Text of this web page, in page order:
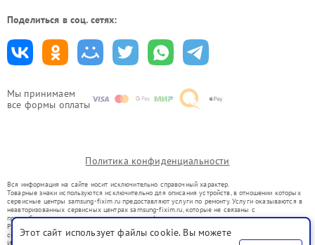
Мы принимаем
все формы оплаты
Поделиться в соц. сетях:
Политика конфиденциальности
Вся информация на сайте носит исключительно справочный характер.
Товарные знаки используются исключительно для описания устройств, в отношении которых
сервисные центры samsung-fixim.ru предоставляют услуги по ремонту. Услуги оказываются в
неавторизованных сервисных центрах samsung-fixim.ru, которые не связаны с
правообладателями товарных знаков или их официальными представителями.
Ремонт осуществляется для устройств, уже введенных в гражданский оборот в соответствии
со статьей 1487 ГК РФ.
Этот сайт использует файлы cookie. Вы можете